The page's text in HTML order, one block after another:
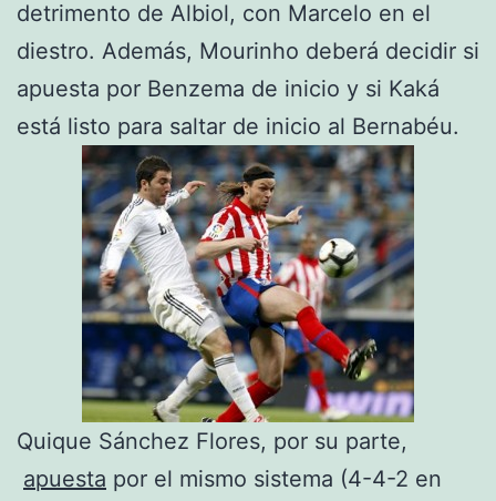
detrimento de Albiol, con Marcelo en el
diestro. Además, Mourinho deberá decidir si
apuesta por Benzema de inicio y si Kaká
está listo para saltar de inicio al Bernabéu.
Quique Sánchez Flores, por su parte,
apuesta por el mismo sistema (4-4-2 en